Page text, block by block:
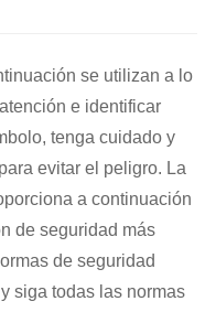
se utilizan a lo
e identificar
tenga cuidado y
evitar el peligro. La
a continuación
de seguridad más
de seguridad
siga todas las normas